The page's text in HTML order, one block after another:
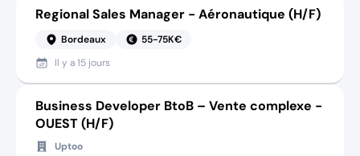
Regional Sales Manager - Aéronautique (H/F)
Bordeaux
55-75K€
Il y a15 jours
Business Developer BtoB – Vente complexe -
OUEST (H/F)
Uptoo